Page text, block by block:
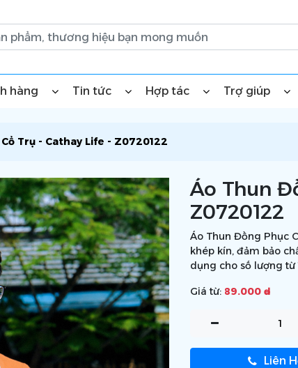
hàng Tin tức Hợp tác Trợ giúp
Trụ - Cathay Life - Z0720122
Áo Thun
Z0720122
Áo Thun Đồng Phục
khép kín, đảm bảo
dụng cho số lượng từ
Giá từ: 89.000 ₫
Liên